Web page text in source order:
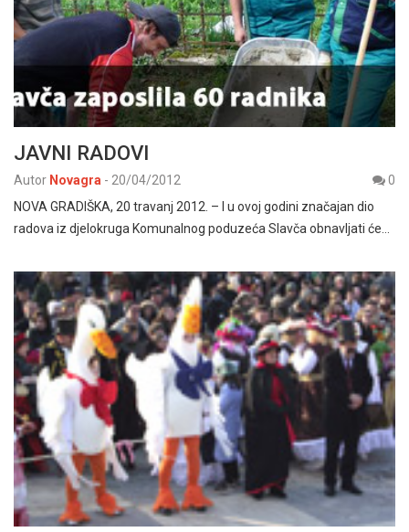
JAVNI RADOVI
Autor Novagra - 20/04/2012
0
NOVA GRADIŠKA, 20 travanj 2012. – I u ovoj godini značajan dio
radova iz djelokruga Komunalnog poduzeća Slavča obnavljati će…